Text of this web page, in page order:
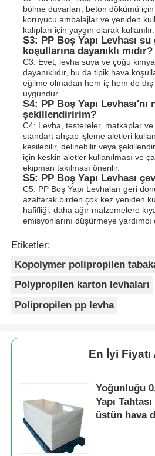
bölme duvarları, beton dökümü için
koruyucu ambalajlar ve yeniden
kalıpları için yaygın olarak kullanılır.
S3: PP Boş Yapı Levhası
koşullarına dayanıklı mıdır?
C3: Evet, levha suya ve çoğu
dayanıklıdır, bu da tipik hava
eğilme olmadan hem iç hem de dış
uygundur.
S4: PP Boş Yapı Levhası'nı
şekillendiririm?
C4: Levha, testereler, matkaplar ve
standart ahşap işleme aletleri
kesilebilir, delinebilir veya
için keskin aletler kullanılması ve
ekipman takılması önerilir.
S5: PP Boş Yapı Levhası
C5: PP Boş Yapı Levhaları geri
azaltarak birden çok kez yeniden
hafifliği, daha ağır malzemelere
emisyonlarını düşürmeye yardımcı
Etiketler:
Kopolymer polipropilen
Polypropilen karton levhaları
Polipropilen pp levha
En İyi Fiyatı
Yoğunluğu
Yapı
üstün hava